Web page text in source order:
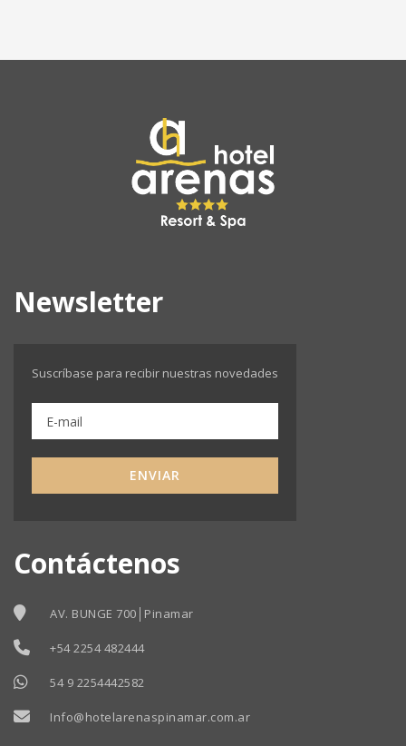
Newsletter
Suscríbase para recibir nuestras novedades
ENVIAR
Contáctenos
AV. BUNGE 700│Pinamar
+54 2254 482444
54 9 2254442582
Info@hotelarenaspinamar.com.ar